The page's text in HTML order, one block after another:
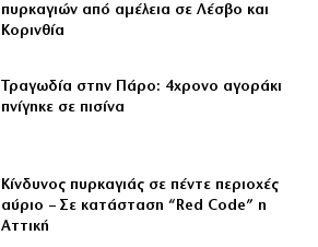
πυρκαγιών από αμέλεια σε Λέσβο και
Κορινθία
Τραγωδία στην Πάρο: 4χρονο αγοράκι
πνίγηκε σε πισίνα
Κίνδυνος πυρκαγιάς σε πέντε περιοχές
αύριο – Σε κατάσταση “Red Code” η
Αττική